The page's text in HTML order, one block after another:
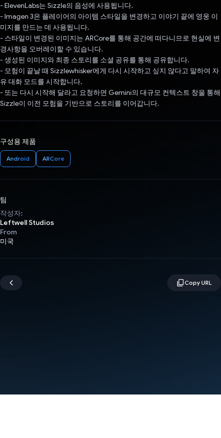
- ElevenLabs는 Sizzle의 음성에 사용됩니다.
- Imagen 3은 플레이어의 아이템 스타일을 변경하고 이야기 끝에 영웅 이
미지를 만드는 데 사용됩니다.
- 스타일이 변경된 이미지는 ARCore를 통해 공간에 떠다니므로 현실에 변
경사항을 오버레이할 수 있습니다.
- 생성된 이미지와 최종 스토리를 소셜 공유를 통해 공유합니다.
- 모험이 끝날 때 Sizzlewhisker에게 다시 시작하고 싶지 않다고 말하여 자
유 대화 모드를 시작합니다.
- 또는 다시 시작해 달라고 요청하면 Gemini의 대규모 컨텍스트 창을 통해
Sizzle이 이전 모험을 기반으로 스토리를 이어갑니다.
구성용 제품
Android ARCore
팀
작성자:
Leftwell Studios
From
미국